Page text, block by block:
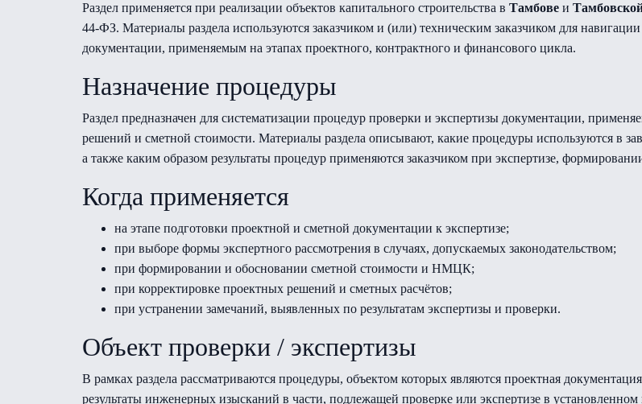
Раздел применяется при реализации объектов капитального строительства в Тамбове и
44-ФЗ. Материалы раздела используются заказчиком и (или) техническим заказчиком для
документации, применяемым на этапах проектного, контрактного и финансового цикла.
Назначение процедуры
Раздел предназначен для систематизации процедур проверки и экспертизы документации,
решений и сметной стоимости. Материалы раздела описывают, какие процедуры используются в
а также каким образом результаты процедур применяются заказчиком при экспертизе,
Когда применяется
на этапе подготовки проектной и сметной документации к экспертизе;
при выборе формы экспертного рассмотрения в случаях, допускаемых законодательством;
при формировании и обосновании сметной стоимости и НМЦК;
при корректировке проектных решений и сметных расчётов;
при устранении замечаний, выявленных по результатам экспертизы и проверки.
Объект проверки / экспертизы
В рамках раздела рассматриваются процедуры, объектом которых являются проектная
результаты инженерных изысканий в части, подлежащей проверке или экспертизе в установленном